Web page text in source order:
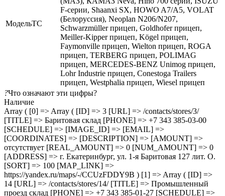
МодельТС
F-серии, Shaanxi SX, HOWO A7/A5, VOLAT
(Белоруссия), Neoplan N206/N207,
Schwarzmüller прицеп, Goldhofer прицеп,
Meiller-Kipper прицеп, Kögel прицеп,
Faymonville прицеп, Wielton прицеп, ROGA
прицеп, TERBERG прицеп, POLIMAG
прицеп, MERCEDES-BENZ Unimog прицеп,
Lohr Industrie прицеп, Conestoga Trailers
прицеп, Westphalia прицеп, Wiesel прицеп
?Что означают эти цифры?
Наличие
Array ( [0] => Array ( [ID] => 3 [URL] => /contacts/stores/3/
[TITLE] => Баритовая склад [PHONE] => +7 343 385-03-00
[SCHEDULE] => [IMAGE_ID] => [EMAIL] =>
[COORDINATES] => [DESCRIPTION] => [AMOUNT] =>
отсутствует [REAL_AMOUNT] => 0 [NUM_AMOUNT] => 0
[ADDRESS] => г. Екатеринбург, ул. 1-я Баритовая 127 лит. О.
[SORT] => 100 [MAP_LINK] =>
https://yandex.ru/maps/-/CCUzFDDY9B ) [1] => Array ( [ID] =>
14 [URL] => /contacts/stores/14/ [TITLE] => Промышленный
проезд cклад [PHONE] => +7 343 385-01-27 [SCHEDULE] =>